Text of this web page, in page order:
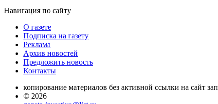
Навигация по сайту
О газете
Подписка на газету
Реклама
Архив новостей
Предложить новость
Контакты
копирование материалов без активной ссылки на сайт
© 2026